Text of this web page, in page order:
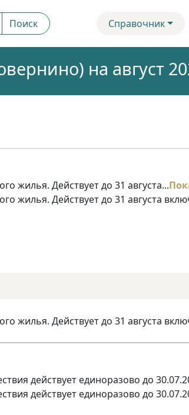
Поиск Справочник
на август
жилья. Действует до 31 августа...
жилья. Действует до 31 августа
жилья. Действует до 31 августа
действует единоразово до
действует единоразово до